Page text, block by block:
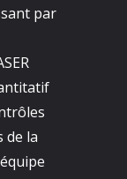
par
de la